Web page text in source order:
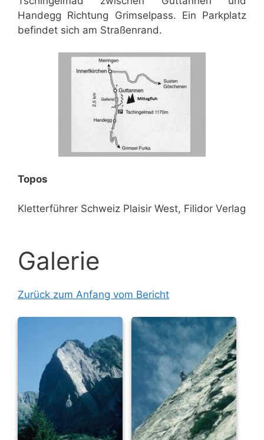
Handegg Richtung Grimselpass. Ein Parkplatz
befindet sich am Straßenrand.
Topos
Kletterführer Schweiz Plaisir West, Filidor Verlag
Galerie
Zurück zum Anfang vom Bericht